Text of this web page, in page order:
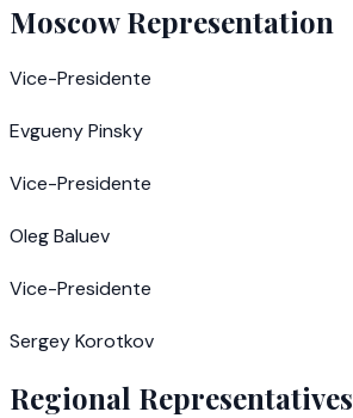
Moscow Representation
Vice-Presidente
Evgueny Pinsky
Vice-Presidente
Oleg Baluev
Vice-Presidente
Sergey Korotkov
Regional Representatives